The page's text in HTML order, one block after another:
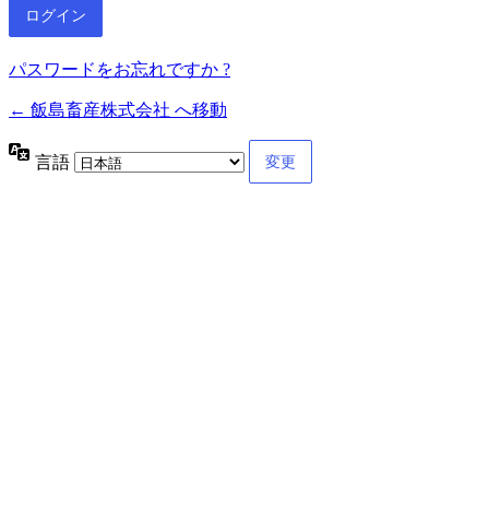
パスワードをお忘れですか ?
← 飯島畜産株式会社 へ移動
言語